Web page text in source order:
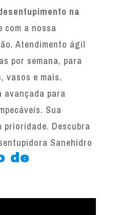
na
com a nossa
Atendimento ágil
por semana, para
vasos e mais.
para
Sua
Descubra
Sanehidro
de